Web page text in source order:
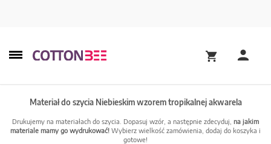
Materiał do szycia Niebieskim wzorem tropikalnej akwarela
Drukujemy na materiałach do szycia. Dopasuj wzór, a następnie zdecyduj, na jakim
materiale mamy go wydrukować! Wybierz wielkość zamówienia, dodaj do koszyka i
gotowe!